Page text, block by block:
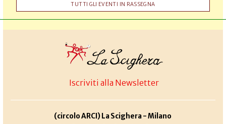
TUTTI GLI EVENTI IN RASSEGNA
Iscriviti alla Newsletter
(circolo ARCI) La Scighera - Milano